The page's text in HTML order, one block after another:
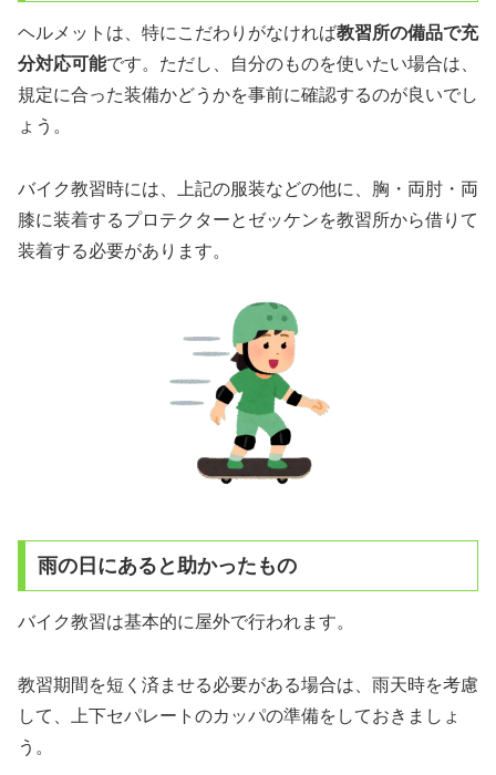
ヘルメットは、特にこだわりがなければ教習所の備品で充
分対応可能です。ただし、自分のものを使いたい場合は、
規定に合った装備かどうかを事前に確認するのが良いでし
ょう。
バイク教習時には、上記の服装などの他に、胸・両肘・両
膝に装着するプロテクターとゼッケンを教習所から借りて
装着する必要があります。
雨の日にあると助かったもの
バイク教習は基本的に屋外で行われます。
教習期間を短く済ませる必要がある場合は、雨天時を考慮
して、上下セパレートのカッパの準備をしておきましょ
う。